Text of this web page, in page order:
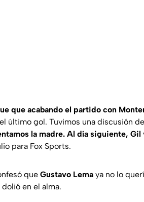
que acabando el partido con
último gol. Tuvimos una discusión
la madre. Al día siguiente,
para Fox Sports.
que Gustavo Lema ya no lo
en el alma.